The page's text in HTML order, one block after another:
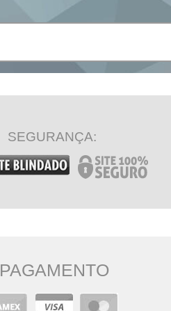
SEGURANÇA:
PAGAMENTO